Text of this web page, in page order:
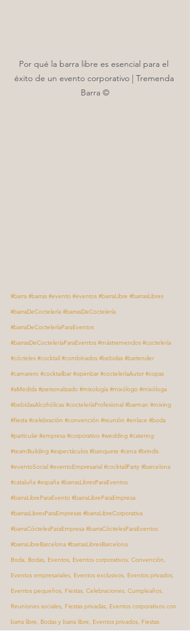
Por qué la barra libre es esencial para el
éxito de un evento corporativo | Tremenda
Barra ©
#barra #barras #evento #eventos #barraLibre #barrasLibres
#barraDeCoctelería #barrasDeCoctelería
#barraDeCocteleríaParaEventos
#barrasDeCocteleríaParaEventos #mástremendos #coctelería
#cócteles #cocktail #combinados #bebidas #bartender
#camarero #cocktailbar #openbar #cocteleríaAutor #copas
#aMedida #personalizado #mixología #mixólogo #mixóloga
#bebidasAlcohólicas #cocteleríaProfesional #barman #mixing
#fiesta #celebración #convención #reunión #enlace #boda
#particular #empresa #corporativo #wedding #catering
#teamBuilding #espectáculos #banquete #cena #brindis
#eventoSocial #eventoEmpresarial #cocktailParty #barcelona
#cataluña #españa #barrasLibresParaEventos
#barraLibreParaEvento #barraLibreParaEmpresa
#barrasLibresParaEmpresas #barraLibreCorporativa
#barraCóctelesParaEmpresa #barraCóctelesParaEventos
#barraLibreBarcelona #barrasLibresBarcelona
Boda, Bodas, Eventos, Eventos corporativos, Convención,
Eventos empresariales, Eventos exclusivos, Eventos privados,
Eventos pequeños, Fiestas, Celebraciones, Cumpleaños,
Reuniones sociales, Fiestas privadas, Eventos corporativos con
barra libre, Bodas y barra libre, Eventos privados, Fiestas